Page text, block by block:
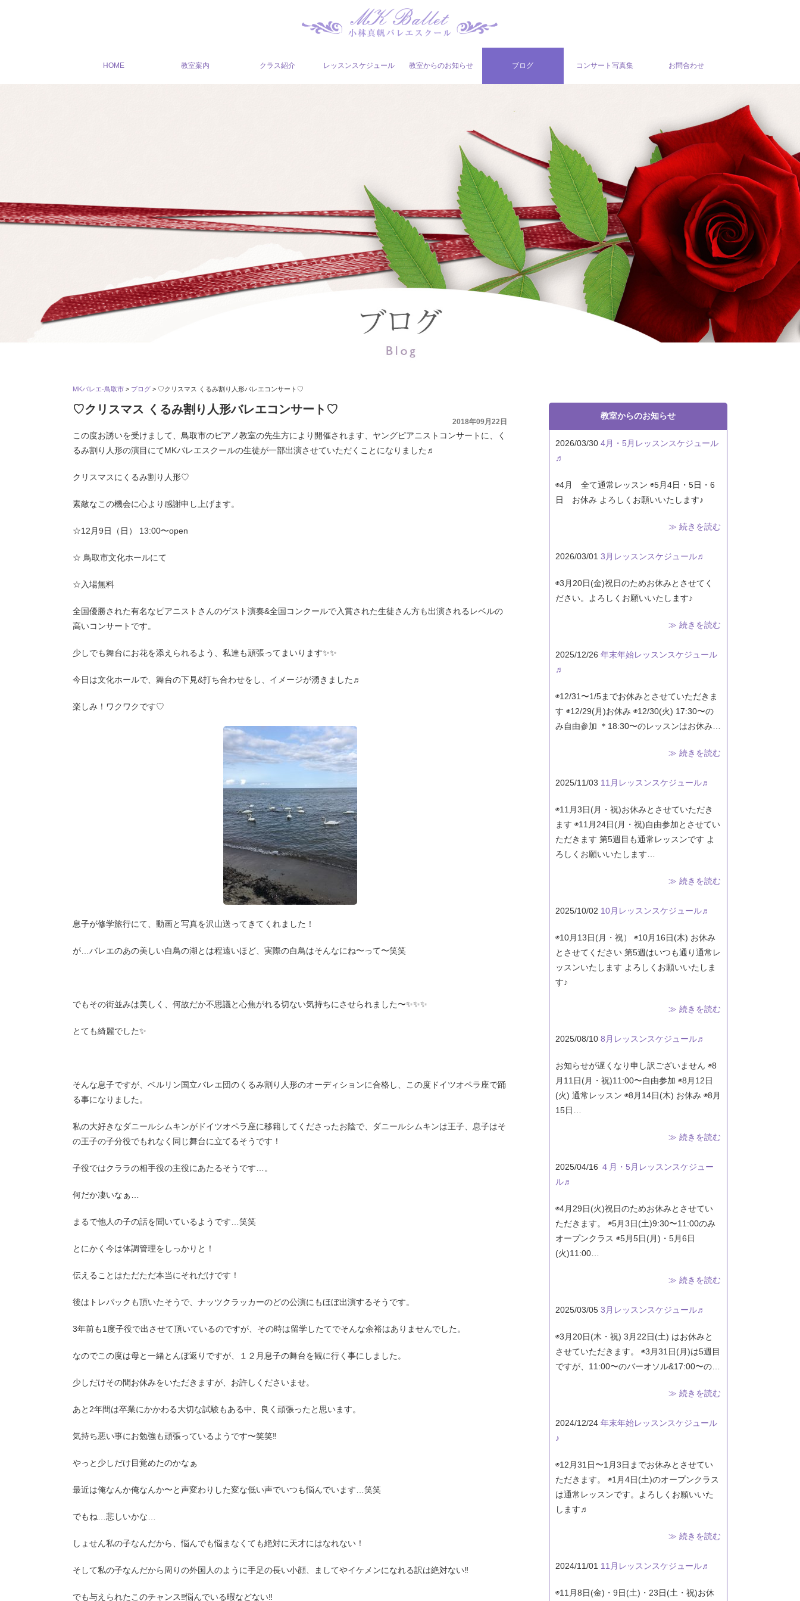
HOME 教室案内 クラス紹介 レッスンスケジュール 教室からのお知らせ ブログ コンサート写真集 お問合わせ
MKバレエ-鳥取市 > ブログ > ♡クリスマス くるみ割り人形バレエコンサート♡
♡クリスマス くるみ割り人形バレエコンサート♡
2018年09月22日
この度お誘いを受けまして、鳥取市のピアノ教室の先生方により開催されます、ヤングピアニストコンサートに、く
るみ割り人形の演目にてMKバレエスクールの生徒が一部出演させていただくことになりました♬
クリスマスにくるみ割り人形♡
素敵なこの機会に心より感謝申し上げます。
☆12月9日（日） 13:00〜open
☆ 鳥取市文化ホールにて
☆入場無料
全国優勝された有名なピアニストさんのゲスト演奏&全国コンクールで入賞された生徒さん方も出演されるレベルの
高いコンサートです。
少しでも舞台にお花を添えられるよう、私達も頑張ってまいります✨✨
今日は文化ホールで、舞台の下見&打ち合わせをし、イメージが湧きました♬
楽しみ！ワクワクです♡
息子が修学旅行にて、動画と写真を沢山送ってきてくれました！
が…バレエのあの美しい白鳥の湖とは程遠いほど、実際の白鳥はそんなにね〜って〜笑笑
でもその街並みは美しく、何故だか不思議と心焦がれる切ない気持ちにさせられました〜✨✨✨
とても綺麗でした✨
そんな息子ですが、ベルリン国立バレエ団のくるみ割り人形のオーディションに合格し、この度ドイツオペラ座で踊
る事になりました。
私の大好きなダニールシムキンがドイツオペラ座に移籍してくださったお陰で、ダニールシムキンは王子、息子はそ
の王子の子分役でもれなく同じ舞台に立てるそうです！
子役ではクララの相手役の主役にあたるそうです…。
何だか凄いなぁ…
まるで他人の子の話を聞いているようです…笑笑
とにかく今は体調管理をしっかりと！
伝えることはただただ本当にそれだけです！
後はトレパックも頂いたそうで、ナッツクラッカーのどの公演にもほぼ出演するそうです。
3年前も1度子役で出させて頂いているのですが、その時は留学したてでそんな余裕はありませんでした。
なのでこの度は母と一緒とんぼ返りですが、１２月息子の舞台を観に行く事にしました。
少しだけその間お休みをいただきますが、お許しくださいませ。
あと2年間は卒業にかかわる大切な試験もある中、良く頑張ったと思います。
気持ち悪い事にお勉強も頑張っているようです〜笑笑‼︎
やっと少しだけ目覚めたのかなぁ
最近は俺なんか俺なんか〜と声変わりした変な低い声でいつも悩んでいます…笑笑
でもね…悲しいかな…
しょせん私の子なんだから、悩んでも悩まなくても絶対に天才にはなれない！
そして私の子なんだから周りの外国人のように手足の長い小顔、ましてやイケメンになれる訳は絶対ない‼︎
でも与えられたこのチャンス‼︎悩んでいる暇などない‼︎
教室からのお知らせ
2026/03/30 4月・5月レッスンスケジュール
♬
◉4月 全て通常レッスン ◉5月4日・5日・6
日 お休み よろしくお願いいたします♪
≫ 続きを読む
2026/03/01 3月レッスンスケジュール♬
◉3月20日(金)祝日のためお休みとさせてく
ださい。よろしくお願いいたします♪
≫ 続きを読む
2025/12/26 年末年始レッスンスケジュール
♬
◉12/31〜1/5までお休みとさせていただきま
す ◉12/29(月)お休み ◉12/30(火) 17:30〜の
み自由参加 ＊18:30〜のレッスンはお休み…
≫ 続きを読む
2025/11/03 11月レッスンスケジュール♬
◉11月3日(月・祝)お休みとさせていただき
ます ◉11月24日(月・祝)自由参加とさせてい
ただきます 第5週目も通常レッスンです よ
ろしくお願いいたします…
≫ 続きを読む
2025/10/02 10月レッスンスケジュール♬
◉10月13日(月・祝） ◉10月16日(木) お休み
とさせてください 第5週はいつも通り通常レ
ッスンいたします よろしくお願いいたしま
す♪
≫ 続きを読む
2025/08/10 8月レッスンスケジュール♬
お知らせが遅くなり申し訳ございません ◉8
月11日(月・祝)11:00〜自由参加 ◉8月12日
(火) 通常レッスン ◉8月14日(木) お休み ◉8月
15日…
≫ 続きを読む
2025/04/16 ４月・5月レッスンスケジュー
ル♬
◉4月29日(火)祝日のためお休みとさせてい
ただきます。 ◉5月3日(土)9:30〜11:00のみ
オープンクラス ◉5月5日(月)・5月6日
(火)11:00…
≫ 続きを読む
2025/03/05 3月レッスンスケジュール♬
◉3月20日(木・祝) 3月22日(土) はお休みと
させていただきます。 ◉3月31日(月)は5週目
ですが、11:00〜のバーオソル&17:00〜の…
≫ 続きを読む
2024/12/24 年末年始レッスンスケジュール
♪
◉12月31日〜1月3日までお休みとさせてい
ただきます。 ◉1月4日(土)のオープンクラス
は通常レッスンです。よろしくお願いいた
します♬
≫ 続きを読む
2024/11/01 11月レッスンスケジュール♬
◉11月8日(金)・9日(土)・23日(土・祝)お休